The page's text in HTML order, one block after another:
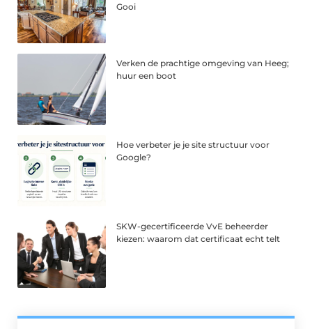
Gooi
Verken de prachtige omgeving van Heeg;
huur een boot
Hoe verbeter je je site structuur voor
Google?
SKW-gecertificeerde VvE beheerder
kiezen: waarom dat certificaat echt telt